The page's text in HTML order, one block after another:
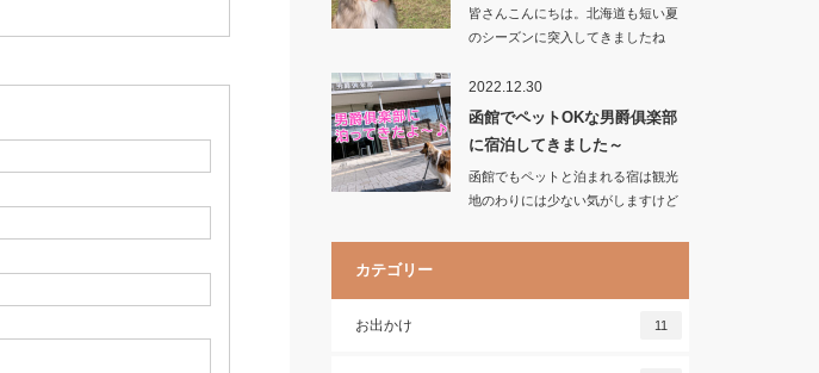
皆さんこんにちは。北海道も短い夏
のシーズンに突入してきましたね
2022.12.30
函館でペットOKな男爵俱楽部
に宿泊してきました～
函館でもペットと泊まれる宿は観光
地のわりには少ない気がしますけど
カテゴリー
お出かけ 11